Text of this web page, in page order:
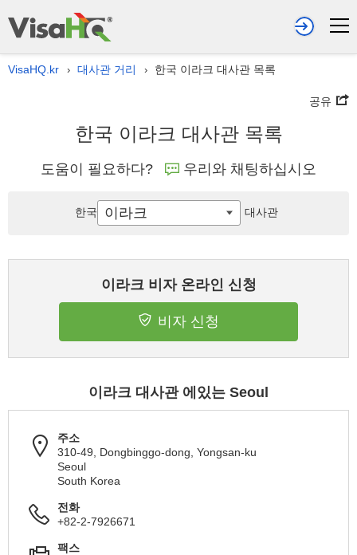
VisaHQ.kr › 대사관 거리 › 한국 이라크 대사관 목록
공유
한국 이라크 대사관 목록
도움이 필요하다? 우리와 채팅하십시오
이라크 비자 온라인 신청
비자 신청
이라크 대사관 에있는 Seoul
주소
310-49, Dongbinggo-dong, Yongsan-ku
Seoul
South Korea
전화
+82-2-7926671
팩스
한국 이라크 대사관